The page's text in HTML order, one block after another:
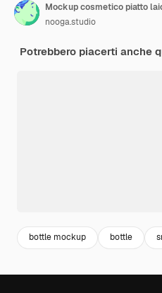
nooga.studio
Potrebbero piacerti anche
bottle mockup bottle